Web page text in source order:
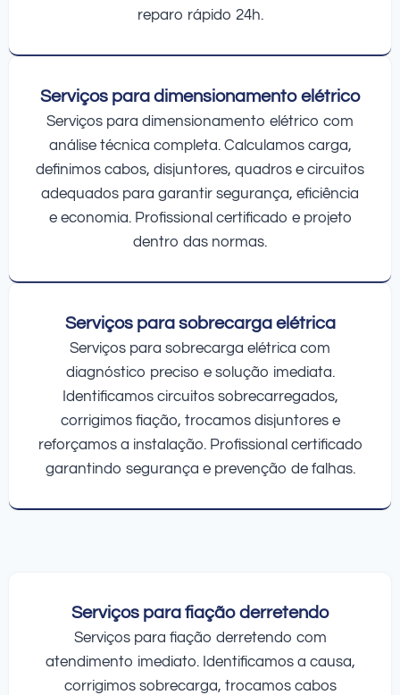
reparo rápido 24h.
Serviços para dimensionamento elétrico
Serviços para dimensionamento elétrico com
análise técnica completa. Calculamos carga,
definimos cabos, disjuntores, quadros e circuitos
adequados para garantir segurança, eficiência
e economia. Profissional certificado e projeto
dentro das normas.
Serviços para sobrecarga elétrica
Serviços para sobrecarga elétrica com
diagnóstico preciso e solução imediata.
Identificamos circuitos sobrecarregados,
corrigimos fiação, trocamos disjuntores e
reforçamos a instalação. Profissional certificado
garantindo segurança e prevenção de falhas.
Serviços para fiação derretendo
Serviços para fiação derretendo com
atendimento imediato. Identificamos a causa,
corrigimos sobrecarga, trocamos cabos